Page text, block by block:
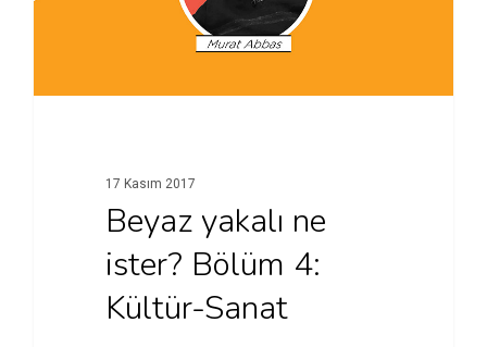
17 Kasım 2017
Beyaz yakalı ne
ister? Bölüm 4:
Kültür-Sanat